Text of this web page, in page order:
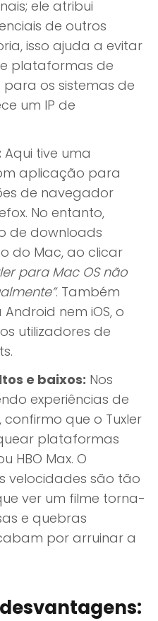
ele atribui
de outros
isso ajuda a evitar
plataformas de
os sistemas de
um IP de
Aqui tive uma
aplicação para
de navegador
No entanto,
de downloads
do Mac, ao clicar
para Mac OS não
. Também
nem iOS, o
utilizadores de
e baixos: Nos
experiências de
que o Tuxler
plataformas
HBO Max. O
velocidades são tão
ver um filme torna-
e quebras
por arruinar a